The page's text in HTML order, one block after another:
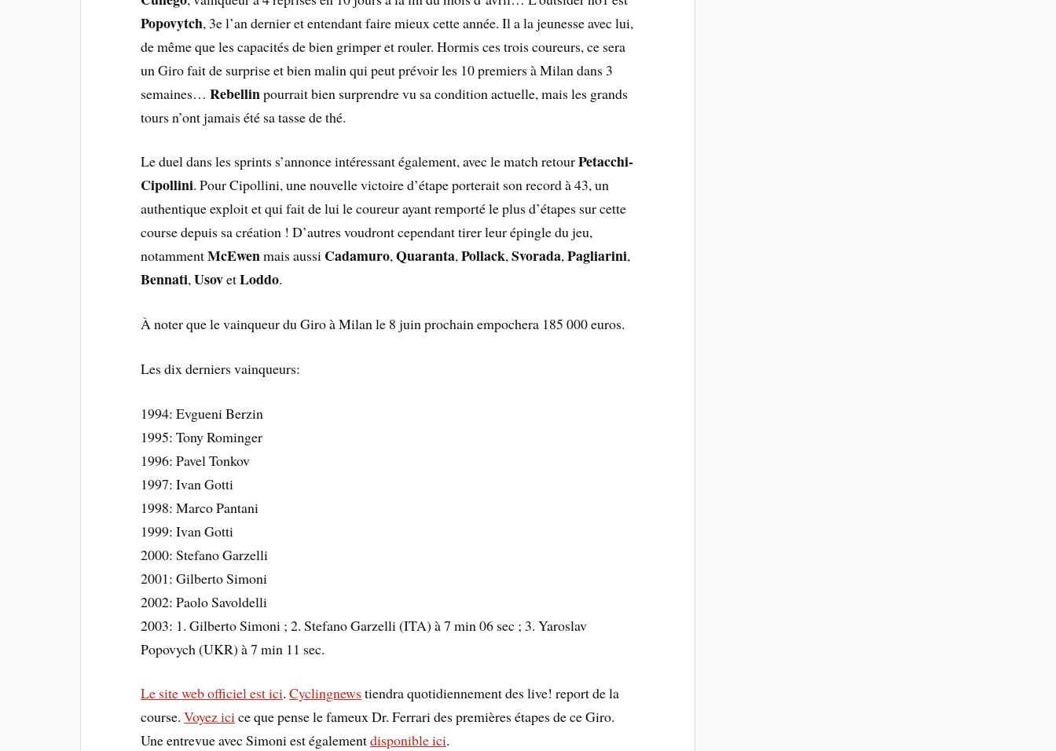
Popovytch, 3e l’an dernier et entendant faire mieux cette année. Il a la jeunesse avec lui,
de même que les capacités de bien grimper et rouler. Hormis ces trois coureurs, ce sera
un Giro fait de surprise et bien malin qui peut prévoir les 10 premiers à Milan dans 3
semaines…Rebellinpourrait bien surprendre vu sa condition actuelle, mais les grands
tours n’ont jamais été sa tasse de thé.
Le duel dans les sprints s’annonce intéressant également, avec le match retourPetacchi-
Cipollini. Pour Cipollini, une nouvelle victoire d’étape porterait son record à 43, un
authentique exploit et qui fait de lui le coureur ayant remporté le plus d’étapes sur cette
course depuis sa création ! D’autres voudront cependant tirer leur épingle du jeu,
notammentMcEwenmais aussi Cadamuro,Quaranta,Pollack,Svorada,Pagliarini,
Bennati,UsovetLoddo.
À noter que le vainqueur du Giro à Milan le 8 juin prochain empochera 185 000 euros.
Les dix derniers vainqueurs:
1994: Evgueni Berzin
1995: Tony Rominger
1996: Pavel Tonkov
1997: Ivan Gotti
1998: Marco Pantani
1999: Ivan Gotti
2000: Stefano Garzelli
2001: Gilberto Simoni
2002: Paolo Savoldelli
2003: 1. Gilberto Simoni ; 2. Stefano Garzelli (ITA) à 7 min 06 sec ; 3. Yaroslav
Popovych (UKR) à 7 min 11 sec.
Le site web officiel est ici.Cyclingnews tiendra quotidiennement des live! report de la
course.Voyez icice que pense le fameux Dr. Ferrari des premières étapes de ce Giro.
Une entrevue avec Simoni est égalementdisponible ici.